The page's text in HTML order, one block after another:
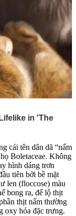
cái tên dân dã “nấm
Boletaceae. Không
hình dáng trơn
tiên bởi bề mặt
len (floccose) màu
bong ra, để lộ thịt
thịt nấm thường
oxy hóa đặc trưng.